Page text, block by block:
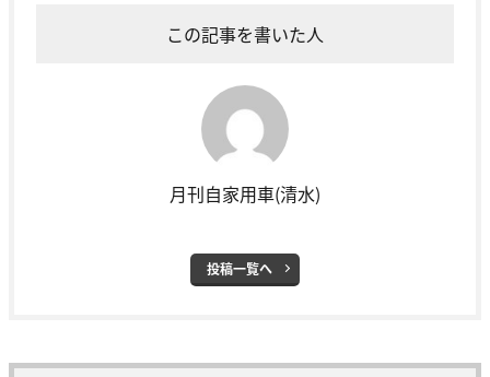
この記事を書いた人
月刊自家用車(清水)
投稿一覧へ